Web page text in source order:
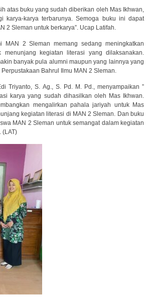
atas buku yang sudah diberikan oleh Mas Ikhwan,
karya-karya terbarunya. Semoga buku ini dapat
2 Sleman untuk berkarya”. Ucap Latifah.
MAN 2 Sleman memang sedang meningkatkan
kegiatan literasi yang dilaksanakan.
banyak pula alumni maupun yang lainnya yang
Bahrul Ilmu MAN 2 Sleman.
Triyanto, S. Ag., S. Pd. M. Pd., menyampaikan ”
karya yang sudah dihasilkan oleh Mas Ikhwan.
mengalirkan pahala jariyah untuk Mas
kegiatan literasi di MAN 2 Sleman. Dan buku
MAN 2 Sleman untuk semangat dalam kegiatan
(LAT)